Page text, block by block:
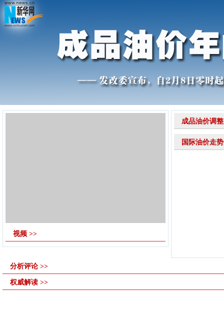
视频 >>
成品油价调
国际油价走
分析评论 >>
权威解读 >>